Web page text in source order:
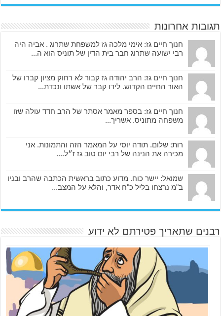
תגובות אחרונות
חנוך חיים גז: אימי מלכה גז למשפחת שתרוג . אביה היה
רבי ישועה שתרוג חבר בית הדין של תוניס הוא ה...
חנוך חיים גז: הרב יהודה גז קבור לא רחוק מציון קברו של
האור החיים הקדוש. לידו קבר של אשתו ונכדת...
חנוך חיים גז: בספר מאמר אסתר של הרב חדד עולה שזו
משפחה מתוניס. אשריך...
רות: שלום. תודה יוסי על המאמר הזה והתמונות. אני
מכירה את הנינה של רבי יום טוב גז ז״ל....
שמואל: יישר כוח. מדוע כתוב בראשית הכתבה שהרב ובניו
ב"מ נרצחו בליל כ"ח אדר, והלא על המצב...
רבנים שתאריך פטירתם לא ידוע